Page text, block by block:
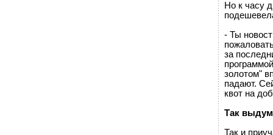
Но к часу
- Ты
за
золотом"
падают.
квот на
Так
Так и